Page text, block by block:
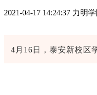
2021-04-17 14:24:37 力明
4月16日，泰安新校区